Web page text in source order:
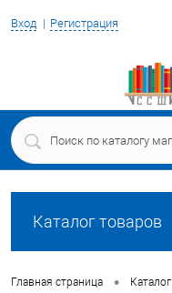
Вход Регистрация
Каталог товаров
Главная страница •